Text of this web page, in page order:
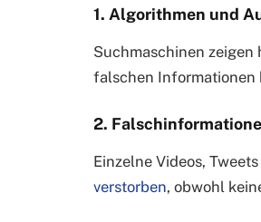
1. Algorithmen und
Suchmaschinen zeigen
falschen Informationen
2.
Einzelne Videos,
verstorben, obwohl